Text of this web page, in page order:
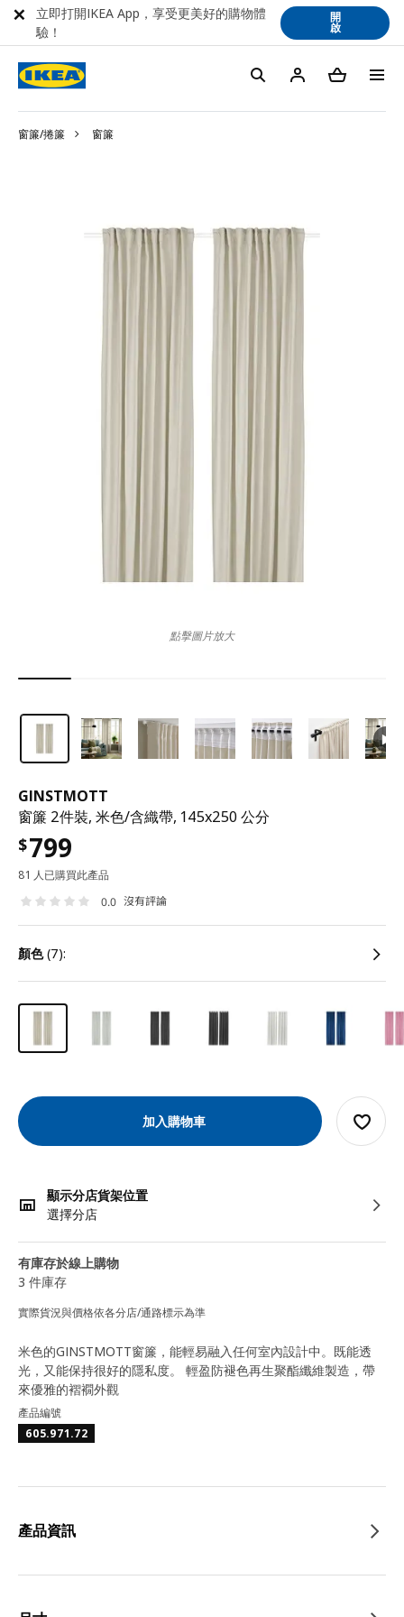
窗簾/捲簾 窗簾
GINSTMOTT
窗簾 2件裝, 米色/含織帶, 145x250 公分
$799
81 人已購買此產品
0.0 沒有評論
顏色(7):
加入購物車
顯示分店貨架位置
選擇分店
有庫存於線上購物
3 件庫存
實際貨況與價格依各分店/通路標示為準
點擊圖片放大
米色的GINSTMOTT窗簾，能輕易融入任何室內設計中。既能透
光，又能保持很好的隱私度。 輕盈防褪色再生聚酯纖維製造，帶
來優雅的褶襉外觀
產品編號
605.971.72
產品資訊
立即打開IKEA App，享受更美好的購物體
驗！
開
啟